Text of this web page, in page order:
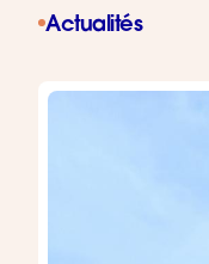
Actualités